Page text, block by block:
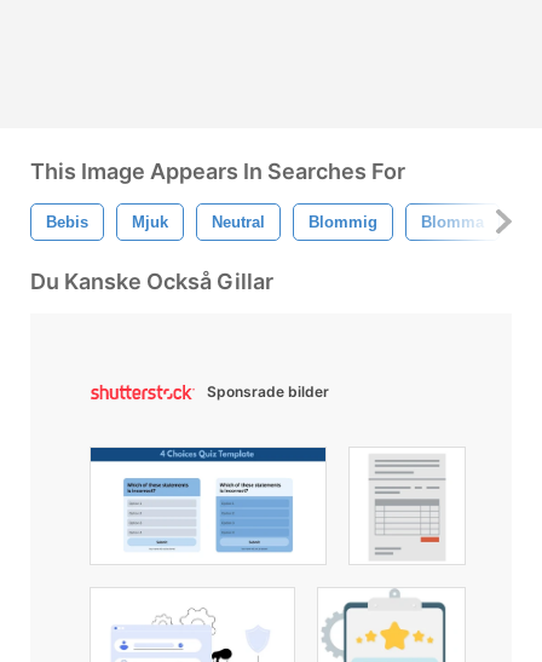
This Image Appears In Searches For
Bebis Mjuk Neutral Blommig Blomma
Du Kanske Också Gillar
Sponsrade bilder